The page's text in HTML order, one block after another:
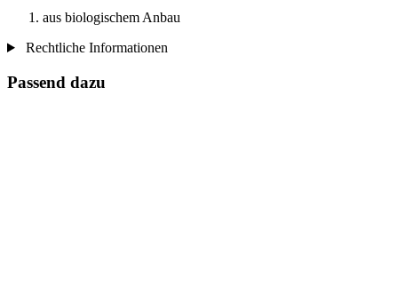
aus biologischem Anbau
Rechtliche Informationen
Passend dazu